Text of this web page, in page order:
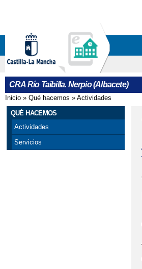
CRA Río Taibilla. Nerpio (Albacete)
Se encuentra usted
Inicio » Qué hacemos » Actividades
QUÉ HACEMOS
Actividades
Servicios